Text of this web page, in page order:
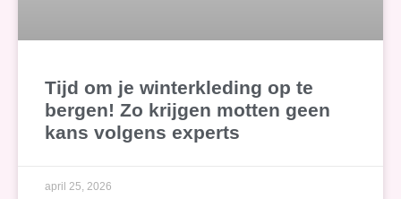
Tijd om je winterkleding op te
bergen! Zo krijgen motten geen
kans volgens experts
april 25, 2026